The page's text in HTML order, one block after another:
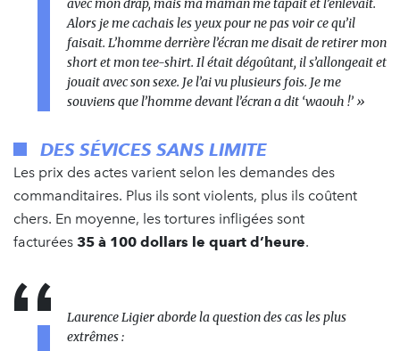
avec mon drap, mais ma maman me tapait et l’enlevait.
Alors je me cachais les yeux pour ne pas voir ce qu’il
faisait. L’homme derrière l’écran me disait de retirer mon
short et mon tee-shirt. Il était dégoûtant, il s’allongeait et
jouait avec son sexe. Je l’ai vu plusieurs fois. Je me
souviens que l’homme devant l’écran a dit ‘waouh !’ »
DES SÉVICES SANS LIMITE
Les prix des actes varient selon les demandes des
commanditaires. Plus ils sont violents, plus ils coûtent
chers. En moyenne, les tortures infligées sont
facturées 35 à 100 dollars le quart d’heure.
Laurence Ligier aborde la question des cas les plus
extrêmes :